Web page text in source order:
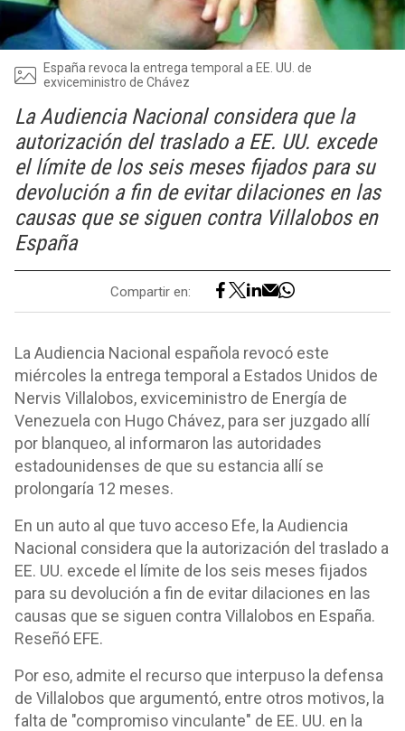
España revoca la entrega temporal a EE. UU. de
exviceministro de Chávez
La Audiencia Nacional considera que la
autorización del traslado a EE. UU. excede
el límite de los seis meses fijados para su
devolución a fin de evitar dilaciones en las
causas que se siguen contra Villalobos en
España
Compartir en:
La Audiencia Nacional española revocó este
miércoles la entrega temporal a Estados Unidos de
Nervis Villalobos, exviceministro de Energía de
Venezuela con Hugo Chávez, para ser juzgado allí
por blanqueo, al informaron las autoridades
estadounidenses de que su estancia allí se
prolongaría 12 meses.
En un auto al que tuvo acceso Efe, la Audiencia
Nacional considera que la autorización del traslado a
EE. UU. excede el límite de los seis meses fijados
para su devolución a fin de evitar dilaciones en las
causas que se siguen contra Villalobos en España.
Reseñó EFE.
Por eso, admite el recurso que interpuso la defensa
de Villalobos que argumentó, entre otros motivos, la
falta de "compromiso vinculante" de EE. UU. en la